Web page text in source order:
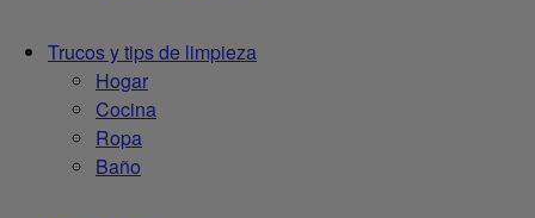
Trucos y tips de limpieza
Hogar
Cocina
Ropa
Baño